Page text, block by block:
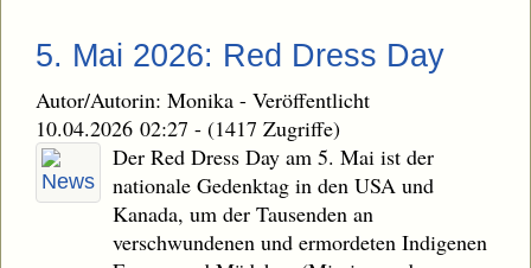
5. Mai 2026: Red Dress Day
Autor/Autorin: Monika-Veröffentlicht
10.04.2026 02:27-(1417 Zugriffe)
Der Red Dress Day am 5. Mai ist der
nationale Gedenktag in den USA und
Kanada, um der Tausenden an
verschwundenen und ermordeten Indigenen